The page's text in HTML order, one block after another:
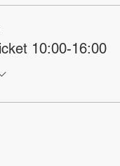
10:00-16:00